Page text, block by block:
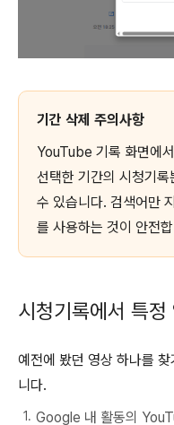
기간 삭제 주의사항
YouTube 기록 화면에
선택한 기간의 시청기
수 있습니다. 검색어만
를 사용하는 것이 안전
시청기록에서 특정
예전에 봤던 영상 하나를
니다.
Google 내 활동의